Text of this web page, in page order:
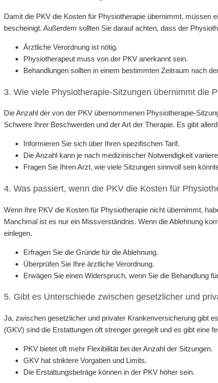
Damit die PKV die Kosten für Physiotherapie übernimmt, müssen
bescheinigt. Außerdem sollten Sie darauf achten, dass der
Ärztliche Verordnung ist nötig.
Physiotherapeut muss von der PKV anerkannt sein.
Behandlungen sollten in einem bestimmten Zeitraum nach
3. Wie viele Physiotherapie-Sitzungen übernimmt die
Die Anzahl der von der PKV übernommenen Physiotherapie-
Schwere Ihrer Beschwerden und der Art der Therapie. Es gibt
Informieren Sie sich über Ihren spezifischen Tarif.
Die Anzahl kann je nach medizinischer Notwendigkeit
Fragen Sie Ihren Arzt, wie viele Sitzungen sinnvoll sein
4. Was passiert, wenn die PKV die Kosten für
Wenn Ihre PKV die Kosten für Physiotherapie nicht übernimmt,
Manchmal ist es nur ein Missverständnis. Wenn die Ablehnung
einlegen.
Erfragen Sie die Gründe für die Ablehnung.
Überprüfen Sie Ihre ärztliche Verordnung.
Erwägen Sie einen Widerspruch, wenn Sie die Behandlung
5. Gibt es Unterschiede zwischen gesetzlicher und
Ja, zwischen gesetzlicher und privater Krankenversicherung gibt
(GKV) sind die Erstattungen oft strenger geregelt und es gibt eine
PKV bietet oft mehr Flexibilität bei der Anzahl der Sitzungen.
GKV hat striktere Vorgaben und Limits.
Die Erstattungsbeträge können in der PKV höher sein.